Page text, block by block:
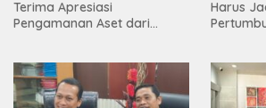
Terima Apresiasi
Pengamanan Aset dari
Harus